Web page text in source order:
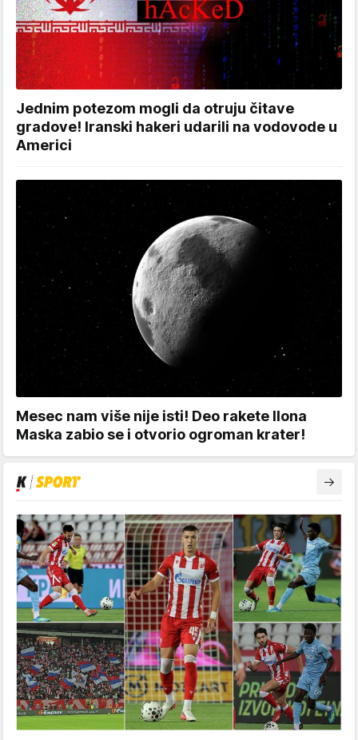
Jednim potezom mogli da otruju čitave
gradove! Iranski hakeri udarili na vodovode u
Americi
Mesec nam više nije isti! Deo rakete Ilona
Maska zabio se i otvorio ogroman krater!